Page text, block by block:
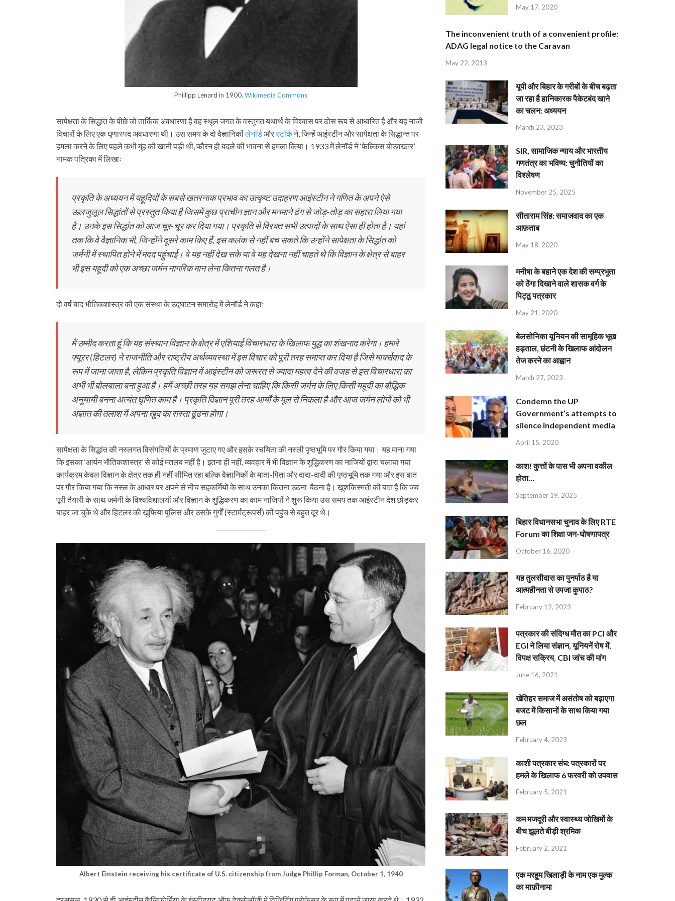
Phillipp Lenard in 1900. Wikimedia Commons
सापेक्षता के सिद्धांत के पीछे जो तार्किक अवधारणा है वह स्थूल जगत के वस्तुगत यथार्थ के विश्वास पर ठोस रूप से आधारित है और यह नाजी
विचारों के लिए एक घृणास्पद अवधारणा थी। उस समय के दो वैज्ञानिकोंलेनॉर्डऔरस्टॉर्कने, जिन्हें आइंस्टीन और सापेक्षता के सिद्धान्त पर
हमला करने के लिए पहले कभी मुंह की खानी पड़ी थी, फौरन ही बदले की भावना से हमला किया। 1933 में लेनॉर्ड ने ‘फेल्किस बोउवख्तर’
नामक पत्रिका में लिखाः
प्रकृति के अध्ययन में यहूदियों के सबसे खतरनाक प्रभाव का उत्कृष्ट उदाहरण आइंस्टीन ने गणित के अपने ऐसे
ऊलजुलूल सिद्धांतों से प्रस्तुत किया है जिसमें कुछ प्राचीन ज्ञान और मनमाने ढंग से जोड़-तोड़ का सहारा लिया गया
है। उनके इस सिद्धांत को आज चूर-चूर कर दिया गया। प्रकृति से विरक्त सभी उत्पादों के साथ ऐसा ही होता है। यहां
तक कि वे वैज्ञानिक भी, जिन्होंने दूसरे काम किए हैं, इस कलंक से नहीं बच सकते कि उन्होंने सापेक्षता के सिद्धांत को
जर्मनी में स्थापित होने में मदद पहुंचाई। वे यह नहीं देख सके या वे यह देखना नहीं चाहते थे कि विज्ञान के क्षेत्र से बाहर
भी इस यहूदी को एक अच्छा जर्मन नागरिक मान लेना कितना गलत है।
दो वर्ष बाद भौतिकशास्त्र की एक संस्था के उद्घाटन समारोह में लेनॉर्ड ने कहाः
मैं उम्मीद करता हूं कि यह संस्थान विज्ञान के क्षेत्र में एशियाई विचारधारा के खिलाफ युद्ध का शंखनाद करेगा। हमारे
फ्यूरर (हिटलर) ने राजनीति और राष्ट्रीय अर्थव्यवस्था में इस विचार को पूरी तरह समाप्त कर दिया है जिसे मार्क्सवाद के
रूप में जाना जाता है, लेकिन प्रकृति विज्ञान में आइंस्टीन को जरूरत से ज्यादा महत्व देने की वजह से इस विचारधारा का
अभी भी बोलबाला बना हुआ है। हमें अच्छी तरह यह समझ लेना चाहिए कि किसी जर्मन के लिए किसी यहूदी का बौद्धिक
अनुयायी बनना अत्यंत घृणित काम है। प्रकृति विज्ञान पूरी तरह आर्यों के मूल से निकला है और आज जर्मन लोगों को भी
अज्ञात की तलाश में अपना खुद का रास्ता ढूंढना होगा।
सापेक्षता के सिद्धांत की नस्लगत विसंगतियों के प्रमाण जुटाए गए और इसके रचयिता की नस्ली पृष्ठभूमि पर गौर किया गया। यह माना गया
कि इसका ‘आर्यन भौतिकशास्त्र’ से कोई मतलब नहीं है। इतना ही नहीं, व्यवहार में भी विज्ञान के शुद्धिकरण का नाजियों द्वारा चलाया गया
कार्यक्रम केवल विज्ञान के क्षेत्र तक ही नहीं सीमित रहा बल्कि वैज्ञानिकों के माता-पिता और दादा-दादी की पृष्ठभूमि तक गया और इस बात
पर गौर किया गया कि नस्ल के आधार पर अपने से नीच सहकर्मियों के साथ उनका कितना उठना-बैठना है। खुशकिस्मती की बात है कि जब
पूरी तैयारी के साथ जर्मनी के विश्वविद्यालयों और विज्ञान के शुद्धिकरण का काम नाजियों ने शुरू किया उस समय तक आइंस्टीन देश छोड़कर
बाहर जा चुके थे और हिटलर की खुफिया पुलिस और उसके गुर्गों (स्टार्मट्रूपर्स) की पहुंच से बहुत दूर थे।
Albert Einstein receiving his certificate of U.S. citizenship from Judge Phillip Forman, October 1, 1940
May 17, 2020
The inconvenient truth of a convenient profile:
ADAG legal notice to the Caravan
May 22, 2013
यूपी और बिहार के गरीबों के बीच बढ़ता
जा रहा है हानिकारक पैकेटबंद खाने
का चलन: अध्ययन
March 23, 2023
SIR, सामाजिक न्याय और भारतीय
गणतंत्र का भविष्य: चुनौतियों का
विश्लेषण
November 25, 2025
सीताराम सिंह: समाजवाद का एक
आफ़ताब
May 18, 2020
मनीषा के बहाने एक देश की सम्प्रभुता
को ठेंगा दिखाने वाले शासक वर्ग के
पिट्ठू पत्रकार
May 21, 2020
बेलसोनिका यूनियन की सामूहिक भूख
हड़ताल, छंटनी के खिलाफ आंदोलन
तेज करने का आह्वान
March 27, 2023
Condemn the UP
Government’s attempts to
silence independent media
April 15, 2020
काश! कुत्तों के पास भी अपना वकील
होता…
September 19, 2025
बिहार विधानसभा चुनाव के लिए RTE
Forum का शिक्षा जन-घोषणापत्र
October 16, 2020
यह तुलसीदास का पुनर्पाठ है या
आत्महीनता से उपजा कुपाठ?
February 12, 2023
पत्रकार की संदिग्ध मौत का PCI और
EGI ने लिया संज्ञान, यूनियनें रोष में,
विपक्ष सक्रिय, CBI जांच की मांग
June 16, 2021
खेतिहर समाज में असंतोष को बढ़ाएगा
बजट में किसानों के साथ किया गया
छल
February 4, 2023
काशी पत्रकार संघ: पत्रकारों पर
हमले के खिलाफ 6 फरवरी को उपवास
February 5, 2021
कम मजदूरी और स्वास्थ्य जोखिमों के
बीच झूलते बीड़ी श्रमिक
February 2, 2021
एक मरहूम खिलाड़ी के नाम एक मुल्क
का माफ़ीनामा